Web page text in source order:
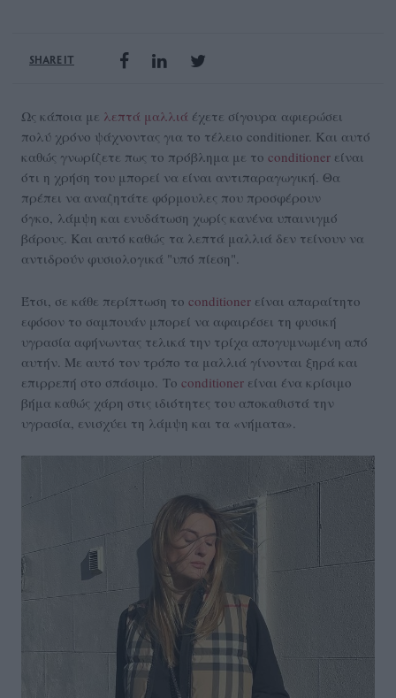
SHARE IT
Ως κάποια με λεπτά μαλλιά έχετε σίγουρα αφιερώσει
πολύ χρόνο ψάχνοντας για το τέλειο conditioner. Και αυτό
καθώς γνωρίζετε πως το πρόβλημα με το conditioner είναι
ότι η χρήση του μπορεί να είναι αντιπαραγωγική. Θα
πρέπει να αναζητάτε φόρμουλες που προσφέρουν
όγκο, λάμψη και ενυδάτωση χωρίς κανένα υπαινιγμό
βάρους. Και αυτό καθώς τα λεπτά μαλλιά δεν τείνουν να
αντιδρούν φυσιολογικά "υπό πίεση".
Έτσι, σε κάθε περίπτωση το conditioner είναι απαραίτητο
εφόσον το σαμπουάν μπορεί να αφαιρέσει τη φυσική
υγρασία αφήνωντας τελικά την τρίχα απογυμνωμένη από
αυτήν. Με αυτό τον τρόπο τα μαλλιά γίνονται ξηρά και
επιρρεπή στο σπάσιμο. Το conditioner είναι ένα κρίσιμο
βήμα καθώς χάρη στις ιδιότητες του αποκαθιστά την
υγρασία, ενισχύει τη λάμψη και τα «νήματα».